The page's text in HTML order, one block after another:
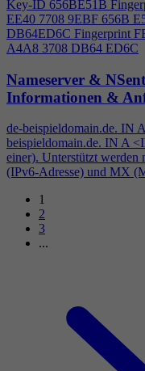
Key-ID 656BE51B
EE40 7708 9EBF 656B
DB64ED6C Fingerprint
A4A8 3708 DB64 ED6C
Nameserver &
Informationen &
de-beispieldomain.de. IN
beispieldomain.de. IN A
einer). Unterstützt werden
(IPv6-Adresse) und MX
1
2
3
...